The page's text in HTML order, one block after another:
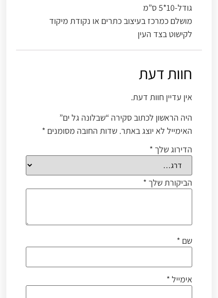
גודל-10*5 ס”מ
מושלם כמרכז בעיצוב כתרים או נקודת מיקוד
לקישוט בצד העין
חוות דעת
אין עדיין חוות דעת.
היה הראשון לכתוב סקירה “שבלונה גל ים”
האימייל לא יוצג באתר. שדות החובה מסומנים *
הדירוג שלך *
הביקורת שלך *
שם *
אימייל*